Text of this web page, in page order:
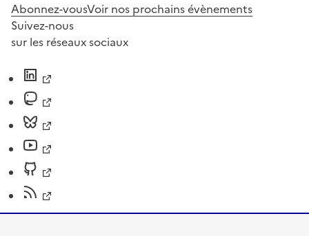
Abonnez-vousVoir nos prochains évènements
Suivez-nous
sur les réseaux sociaux